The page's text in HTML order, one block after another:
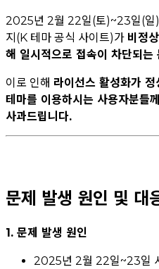
2025년 2월 22일(토)~23일(일)
지(K 테마 공식 사이트)가 비정
해 일시적으로 접속이 차단되는
이로 인해 라이선스 활성화가 정
테마를 이용하시는 사용자분들
사과드립니다.
문제 발생 원인 및 대
1. 문제 발생 원인
2025년 2월 22일~23일